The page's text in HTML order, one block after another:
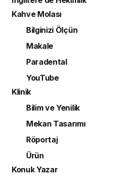
Kahve Molası
Bilginizi Ölçün
Makale
Paradental
YouTube
Klinik
Bilim ve Yenilik
Mekan Tasarımı
Röportaj
Ürün
Konuk Yazar